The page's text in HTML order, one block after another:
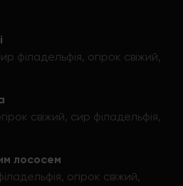
філадельфія, огірок свіжий,
свіжий, сир філадельфія,
лососем
огірок свіжий,